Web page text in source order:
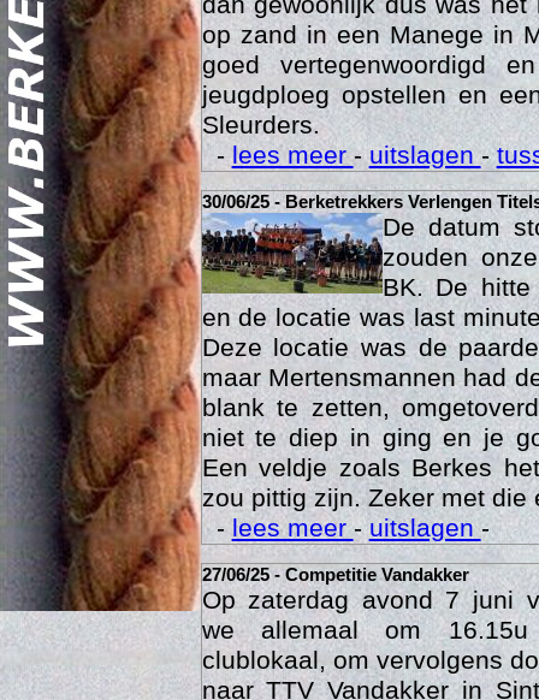
dan gewoonlijk dus was
op zand in een Manege in
goed vertegenwoordigd
jeugdploeg opstellen en
Sleurders.
-lees meer-uitslagen-
30/06/25 - Berketrekkers Verlengen
De datum
zouden
BK. De
en de locatie was last
Deze locatie was de
maar Mertensmannen had
blank te zetten,
niet te diep in ging en je
Een veldje zoals Berkes
zou pittig zijn. Zeker met die
-lees meer-uitslagen-
27/06/25 - Competitie Vandakker
Op zaterdag avond 7 juni
we allemaal om
clublokaal, om vervolgens